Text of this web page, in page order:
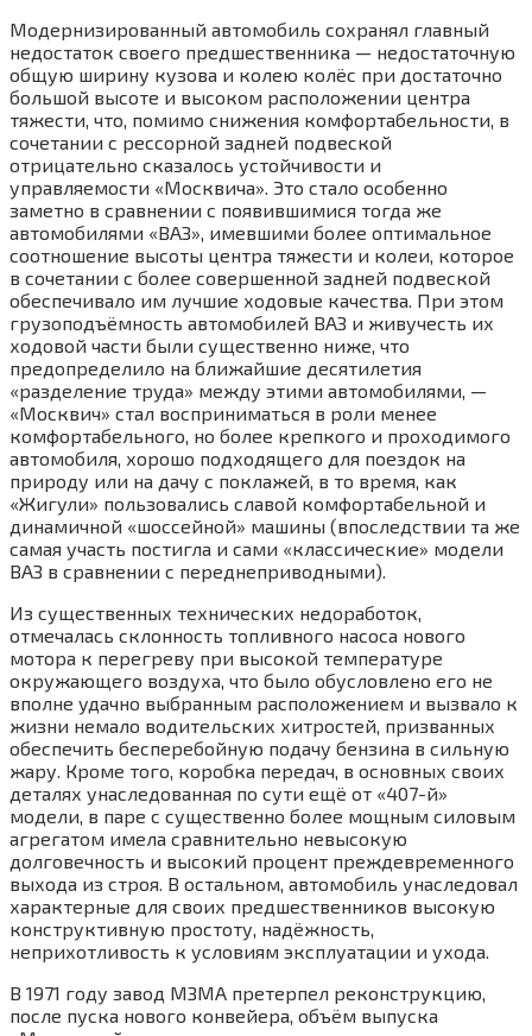
Модернизированный автомобиль сохранял главный
недостаток своего предшественника — недостаточную
общую ширину кузова и колею колёс при достаточно
большой высоте и высоком расположении центра
тяжести, что, помимо снижения комфортабельности, в
сочетании с рессорной задней подвеской
отрицательно сказалось устойчивости и
управляемости «Москвича». Это стало особенно
заметно в сравнении с появившимися тогда же
автомобилями «ВАЗ», имевшими более оптимальное
соотношение высоты центра тяжести и колеи, которое
в сочетании с более совершенной задней подвеской
обеспечивало им лучшие ходовые качества. При этом
грузоподъёмность автомобилей ВАЗ и живучесть их
ходовой части были существенно ниже, что
предопределило на ближайшие десятилетия
«разделение труда» между этими автомобилями, —
«Москвич» стал восприниматься в роли менее
комфортабельного, но более крепкого и проходимого
автомобиля, хорошо подходящего для поездок на
природу или на дачу с поклажей, в то время, как
«Жигули» пользовались славой комфортабельной и
динамичной «шоссейной» машины (впоследствии та же
самая участь постигла и сами «классические» модели
ВАЗ в сравнении с переднеприводными).
Из существенных технических недоработок,
отмечалась склонность топливного насоса нового
мотора к перегреву при высокой температуре
окружающего воздуха, что было обусловлено его не
вполне удачно выбранным расположением и вызвало к
жизни немало водительских хитростей, призванных
обеспечить бесперебойную подачу бензина в сильную
жару. Кроме того, коробка передач, в основных своих
деталях унаследованная по сути ещё от «407-й»
модели, в паре с существенно более мощным силовым
агрегатом имела сравнительно невысокую
долговечность и высокий процент преждевременного
выхода из строя. В остальном, автомобиль унаследовал
характерные для своих предшественников высокую
конструктивную простоту, надёжность,
неприхотливость к условиям эксплуатации и ухода.
В 1971 году завод МЗМА претерпел реконструкцию,
после пуска нового конвейера, объём выпуска